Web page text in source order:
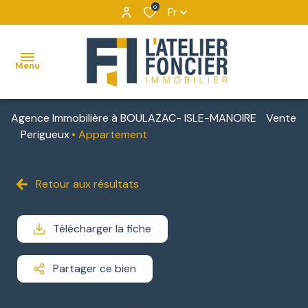
0 Fr
Menu
ACCUEIL
TERRAINS
IMMEUBLES
DE
BIENS
VENDUS
IMMOBILIER
D'ENTREPRISE
DÉCOUVRIR
NOUS
CONTACTER
NOUS
Agence Immobilière à BOULAZAC- ISLE-MANOIRE
Vente
Perigueux
Appartement
Retour aux résultats
Télécharger la fiche
Partager ce bien